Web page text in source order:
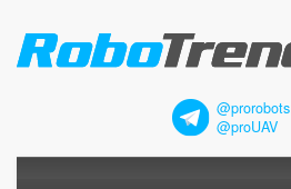
@prorobots
@proUAV